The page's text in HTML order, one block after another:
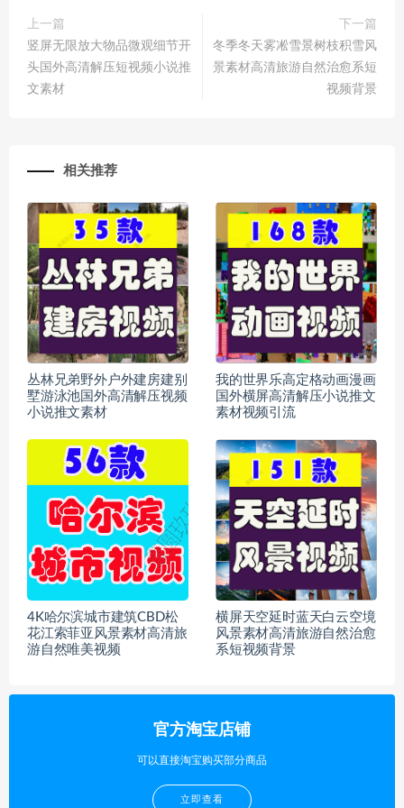
上一篇
竖屏无限放大物品微观细节开
头国外高清解压短视频小说推
文素材
下一篇
冬季冬天雾凇雪景树枝积雪风
景素材高清旅游自然治愈系短
视频背景
相关推荐
丛林兄弟野外户外建房建别
墅游泳池国外高清解压视频
小说推文素材
我的世界乐高定格动画漫画
国外横屏高清解压小说推文
素材视频引流
4K哈尔滨城市建筑CBD松
花江索菲亚风景素材高清旅
游自然唯美视频
横屏天空延时蓝天白云空境
风景素材高清旅游自然治愈
系短视频背景
官方淘宝店铺
可以直接淘宝购买部分商品
立即查看